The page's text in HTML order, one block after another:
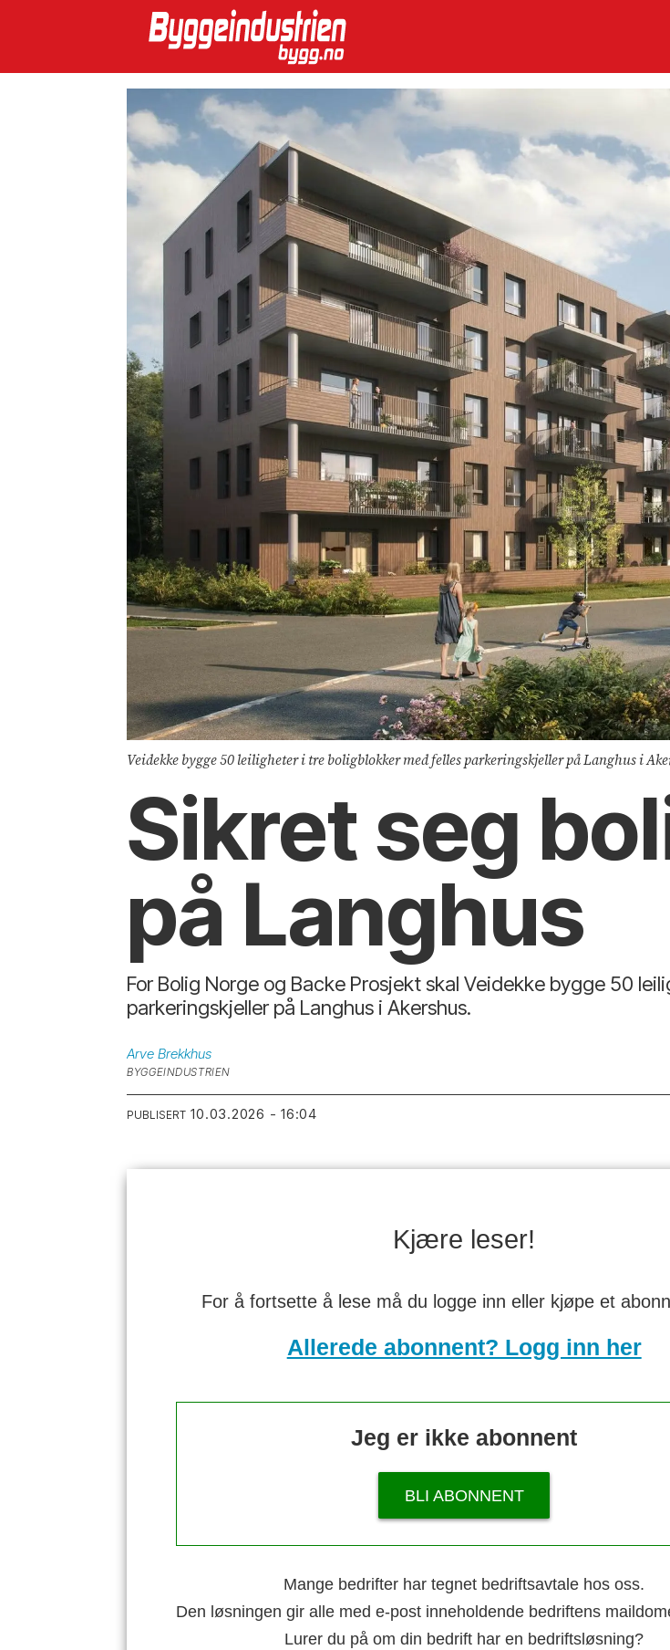
Veidekke bygge 50 leiligheter i tre boligblokker med felles parkeringskjeller på Langhus i
Sikret seg
på Langhus
For Bolig Norge og Backe Prosjekt skal Veidekke bygge 50
parkeringskjeller på Langhus i Akershus.
Arve Brekkhus
BYGGEINDUSTRIEN
PUBLISERT 10.03.2026 - 16:04
Kjære leser!
For å fortsette å lese må du logge inn eller kjøpe et
Allerede abonnent? Logg inn her
Jeg er ikke abonnent
BLI ABONNENT
Mange bedrifter har tegnet bedriftsavtale hos oss.
Den løsningen gir alle med e-post inneholdende bedriftens
Lurer du på om din bedrift har en bedriftsløsning?